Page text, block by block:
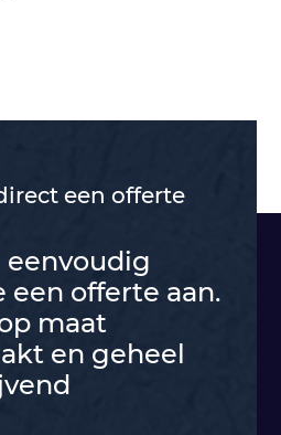
een offerte
eenvoudig
een offerte aan.
maat
en geheel